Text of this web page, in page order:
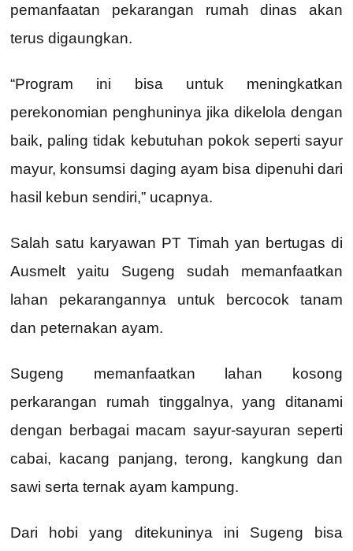
pemanfaatan pekarangan rumah dinas akan
terus digaungkan.
“Program ini bisa untuk meningkatkan
perekonomian penghuninya jika dikelola dengan
baik, paling tidak kebutuhan pokok seperti sayur
mayur, konsumsi daging ayam bisa dipenuhi dari
hasil kebun sendiri,” ucapnya.
Salah satu karyawan PT Timah yan bertugas di
Ausmelt yaitu Sugeng sudah memanfaatkan
lahan pekarangannya untuk bercocok tanam
dan peternakan ayam.
Sugeng memanfaatkan lahan kosong
perkarangan rumah tinggalnya, yang ditanami
dengan berbagai macam sayur-sayuran seperti
cabai, kacang panjang, terong, kangkung dan
sawi serta ternak ayam kampung.
Dari hobi yang ditekuninya ini Sugeng bisa